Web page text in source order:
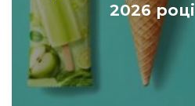
2026 році